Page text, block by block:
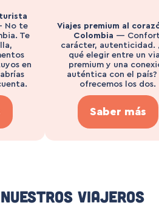
No te
Te
en
Viajes premium al
Colombia —
carácter, autenticidad.
qué elegir entre un
premium y una
auténtica con el país?
ofrecemos los dos.
Saber más
Nuestros Viajeros